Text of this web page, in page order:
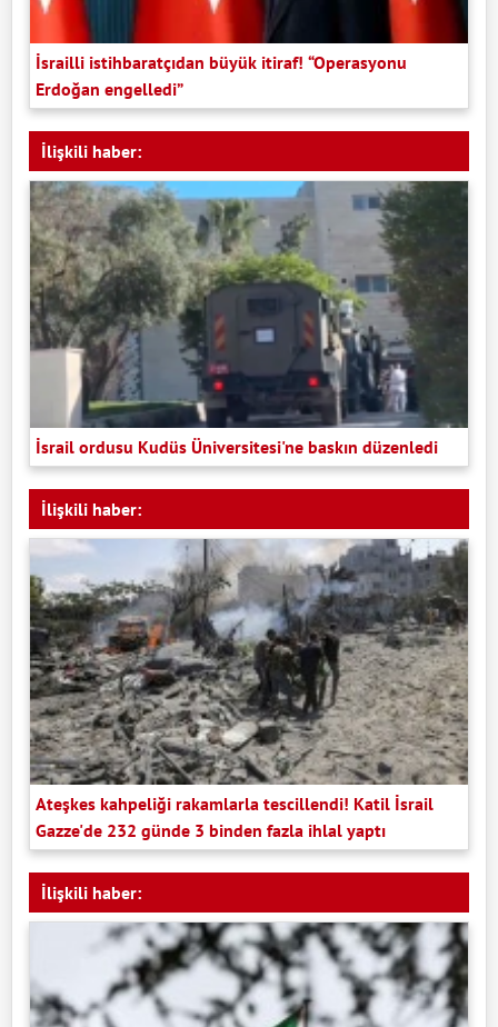
İsrailli istihbaratçıdan büyük itiraf! “Operasyonu
Erdoğan engelledi”
İlişkili haber:
İsrail ordusu Kudüs Üniversitesi'ne baskın düzenledi
İlişkili haber:
Ateşkes kahpeliği rakamlarla tescillendi! Katil İsrail
Gazze'de 232 günde 3 binden fazla ihlal yaptı
İlişkili haber: